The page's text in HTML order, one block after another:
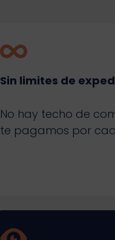
Sin limites de
No hay techo de
te pagamos por